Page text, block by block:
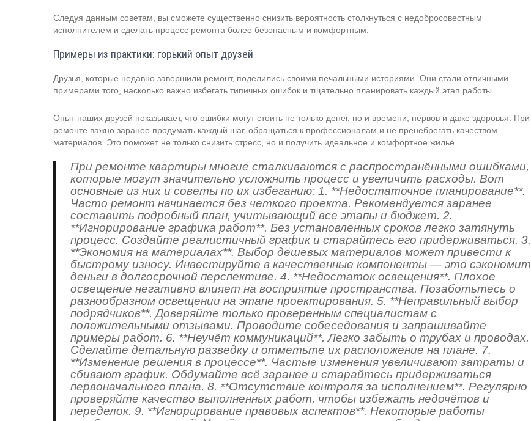
Следуя данным советам, вы сможете существенно снизить вероятность столкнуться с недобросовестным
исполнителем и сделать процесс ремонта более безопасным и комфортным.
Примеры из практики: горький опыт друзей
Друзья, которые недавно завершили ремонт, поделились своими печальными историями. Они стали отличными
примерами того, насколько важно избегать типичных ошибок и тщательно планировать каждый этап работы.
Опыт наших друзей показывает, что ошибки могут стоить не только денег, но и времени, нервов и даже здоровья. При
ремонте важно заранее продумать каждый шаг, обращаться к профессионалам и не пренебрегать качеством
материалов. Это поможет не только снизить стресс, но и получить идеальное и комфортное жильё.
При ремонте квартиры многие сталкиваются с распространёнными ошибками,
которые могут значительно усложнить процесс и увеличить расходы. Вот
основные из них и советы по их избеганию: 1. **Недостаточное планирование**.
Часто ремонт начинается без четкого проекта. Рекомендуется заранее
составить подробный план, учитывающий все этапы и бюджет. 2.
**Игнорирование графика работ**. Без установленных сроков легко затянуть
процесс. Создайте реалистичный график и старайтесь его придерживаться. 3.
**Экономия на материалах**. Выбор дешевых материалов может привести к
быстрому износу. Инвестируйте в качественные компоненты — это сэкономит
деньги в долгосрочной перспективе. 4. **Недостаток освещения**. Плохое
освещение негативно влияет на восприятие пространства. Позаботьтесь о
разнообразном освещении на этапе проектирования. 5. **Неправильный выбор
подрядчиков**. Доверяйте только проверенным специалистам с
положительными отзывами. Проводите собеседования и запрашивайте
примеры работ. 6. **Неучёт коммуникаций**. Легко забыть о трубах и проводах.
Сделайте детальную разведку и отметьте их расположение на плане. 7.
**Изменение решения в процессе**. Частые изменения увеличивают затраты и
сбивают график. Обдумайте всё заранее и старайтесь придерживаться
первоначального плана. 8. **Отсутствие контроля за исполнением**. Регулярно
проверяйте качество выполненных работ, чтобы избежать недочётов и
переделок. 9. **Игнорирование правовых аспектов**. Некоторые работы